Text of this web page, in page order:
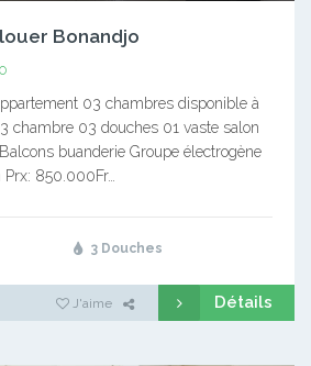
Bonandjo
03 chambres disponible à
chambre 03 douches 01 vaste salon
buanderie Groupe électrogène
850.000Fr…
3 Douches
J'aime Détails